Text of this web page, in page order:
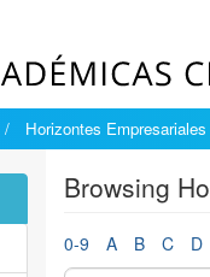
Horizontes Empresariales
Browsing
0-9 A B C D